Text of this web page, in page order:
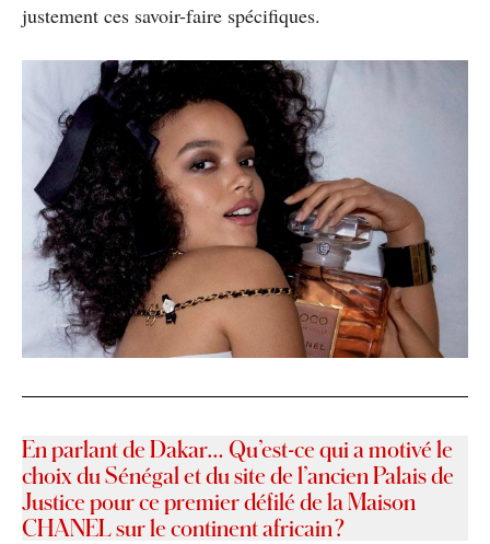
justement ces savoir-faire spécifiques.
En parlant de Dakar… Qu’est-ce qui a motivé le
choix du Sénégal et du site de l’ancien Palais de
Justice pour ce premier défilé de la Maison
CHANEL sur le continent africain ?